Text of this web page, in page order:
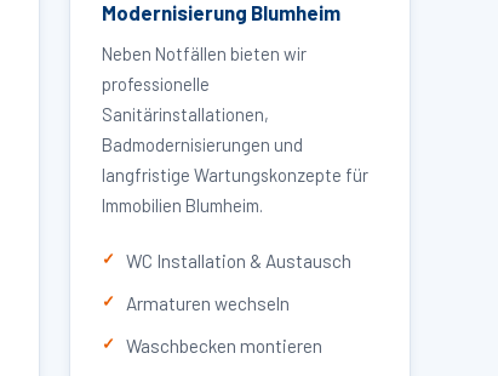
Modernisierung Blumheim
Neben Notfällen bieten wir
professionelle
Sanitärinstallationen,
Badmodernisierungen und
langfristige Wartungskonzepte für
Immobilien Blumheim.
WC Installation & Austausch
Armaturen wechseln
Waschbecken montieren